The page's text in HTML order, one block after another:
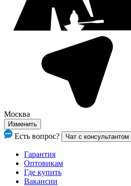
Москва
Изменить
Есть вопрос? Чат с консультантом
Гарантия
Оптовикам
Где купить
Вакансии